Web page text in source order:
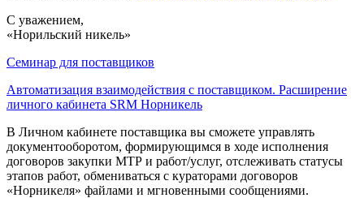
С уважением,
«Норильский никель»
Семинар для поставщиков
Автоматизация взаимодействия с поставщиком. Расширение
личного кабинета SRM Норникель
В Личном кабинете поставщика вы сможете управлять
документооборотом, формирующимся в ходе исполнения
договоров закупки МТР и работ/услуг, отслеживать статусы
этапов работ, обмениваться с кураторами договоров
«Норникеля» файлами и мгновенными сообщениями.